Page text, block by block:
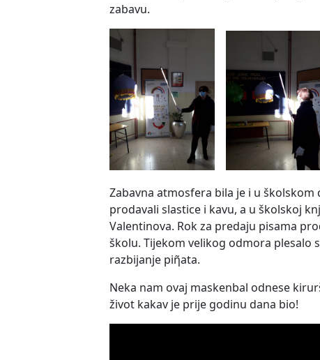
zabavu.
Zabavna atmosfera bila je i u
prodavali slastice i kavu, a u školskoj
Valentinova. Rok za predaju pisama
školu. Tijekom velikog odmora plesalo
razbijanje piῆata.
Neka nam ovaj maskenbal odnese
život kakav je prije godinu dana bio!